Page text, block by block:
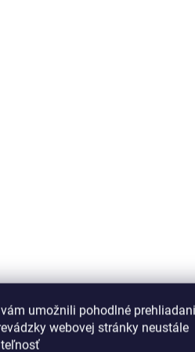
umožnili pohodlné
webovej stránky neustále